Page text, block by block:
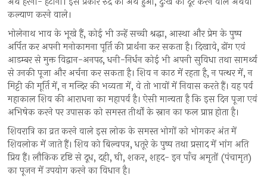
कल्याण करने वाले।
भोलेनाथ भाव के भूखे हैं, कोई भी उन्हें सच्ची श्रद्धा, आस्था और प्रेम के पुष्प
अर्पित कर अपनी मनोकामना पूर्ति की प्रार्थना कर सकता है। दिखावे, ढोंग एवं
आडम्बर से मुक्त विद्वान-अनपढ़, धनी-निर्धन कोई भी अपनी सुविधा तथा सामर्थ्य
से उनकी पूजा और अर्चना कर सकता है। शिव न काठ में रहता है, न पत्थर में, न
मिट्टी की मूर्ति में, न मन्दिर की भव्यता में, वे तो भावों में निवास करते हैं। यह पर्व
महाकाल शिव की आराधना का महापर्व है। ऐसी मान्यता है कि इस दिन पूजा एवं
अभिषेक करने पर उपासक को समस्त तीर्थों के स्नान का फल प्राप्त होता है।
शिवरात्रि का व्रत करने वाले इस लोक के समस्त भोगों को भोगकर अंत में
शिवलोक में जाते हैं। शिव को बिल्वपत्र, धतूरे के पुष्प तथा प्रसाद में भांग अति
प्रिय हैं। लौकिक दृष्टि से दूध, दही, घी, शकर, शहद- इन पाँच अमृतों (पंचामृत)
का पूजन में उपयोग करने का विधान है।